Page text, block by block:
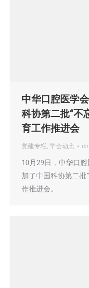
中华口腔医学
科协第二批“不
育工作推进会
党建专栏, 学会动态
10月29日，中华口
加了中国科协第二批
作推进会。